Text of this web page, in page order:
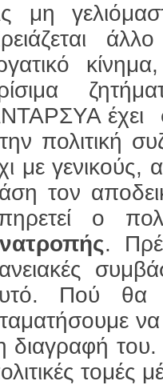
μη
έχει
πολιτική
με γενικούς,
τον
ο
.
Πού θα
διαγραφή